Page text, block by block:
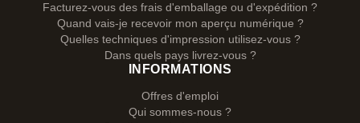
Facturez-vous des frais d'emballage ou d'expédition ?
Quand vais-je recevoir mon aperçu numérique ?
Quelles techniques d'impression utilisez-vous ?
Dans quels pays livrez-vous ?
INFORMATIONS
Offres d'emploi
Qui sommes-nous ?